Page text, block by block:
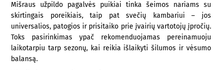
Mišraus užpildo pagalvės puikiai tinka šeimos nariams su
skirtingais poreikiais, taip pat svečių kambariui – jos
universalios, patogios ir prisitaiko prie įvairių vartotojų įpročių.
Toks pasirinkimas ypač rekomenduojamas pereinamuoju
laikotarpiu tarp sezonų, kai reikia išlaikyti šilumos ir vėsumo
balansą.